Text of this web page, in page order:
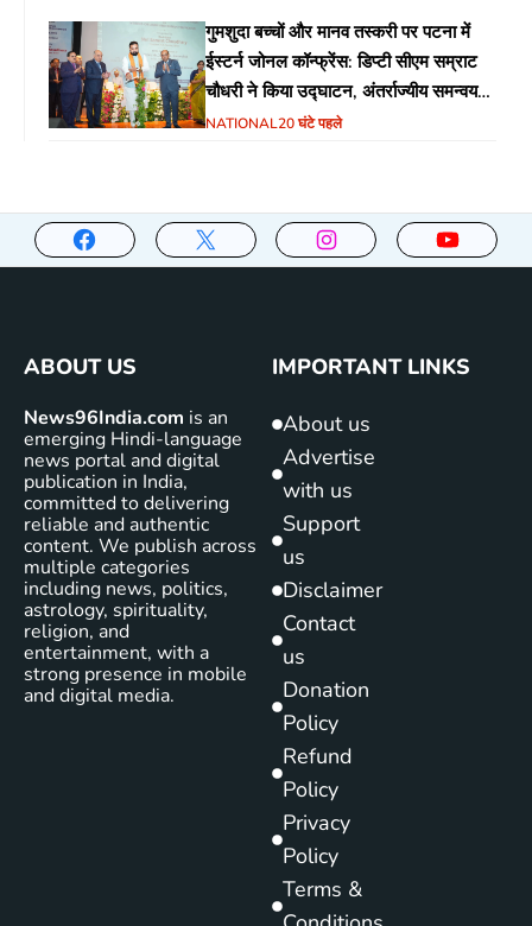
गुमशुदा बच्चों और मानव तस्करी पर पटना में
ईस्टर्न जोनल कॉन्फ्रेंस: डिप्टी सीएम सम्राट
चौधरी ने किया उद्घाटन, अंतर्राज्यीय समन्वय
पर जोर
NATIONAL20 घंटे पहले
ABOUT US
News96India.com is an
emerging Hindi-language
news portal and digital
publication in India,
committed to delivering
reliable and authentic
content. We publish across
multiple categories
including news, politics,
astrology, spirituality,
religion, and
entertainment, with a
strong presence in mobile
and digital media.
IMPORTANT LINKS
About us
Advertise
with us
Support
us
Disclaimer
Contact
us
Donation
Policy
Refund
Policy
Privacy
Policy
Terms &